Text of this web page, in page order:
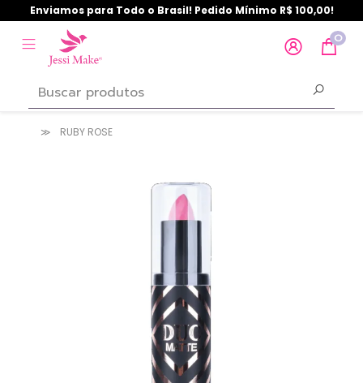
Enviamos para Todo o Brasil! Pedido Mínimo R$ 100,00!
0
RUBY ROSE